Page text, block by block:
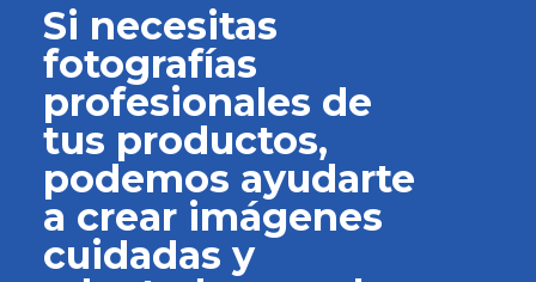
Si necesitas
fotografías
profesionales de
tus productos,
podemos ayudarte
a crear imágenes
cuidadas y